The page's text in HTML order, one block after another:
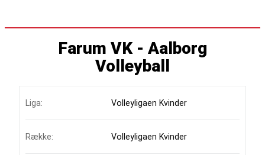
Farum VK - Aalborg
Volleyball
Liga: Volleyligaen Kvinder
Række: Volleyligaen Kvinder